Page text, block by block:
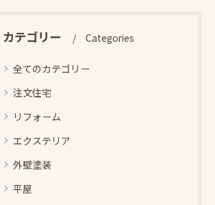
カテゴリー Categories
全てのカテゴリー
注文住宅
リフォーム
エクステリア
外壁塗装
平屋